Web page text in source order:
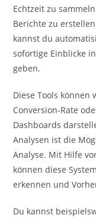
Echtzeit zu
Berichte zu
kannst du
sofortige Einblicke
geben.
Diese Tools können
Conversion-Rate
Dashboards
Analysen ist die
Analyse. Mit Hilfe
können diese
erkennen und
Du kannst